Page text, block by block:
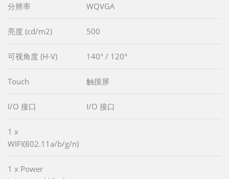
分辨率 WQVGA
亮度 (cd/m2) 500
可视角度 (H-V) 140° / 120°
Touch 触摸屏
I/O 接口 I/O 接口
1 x
WIFI(802.11a/b/g/n)
1 x Power